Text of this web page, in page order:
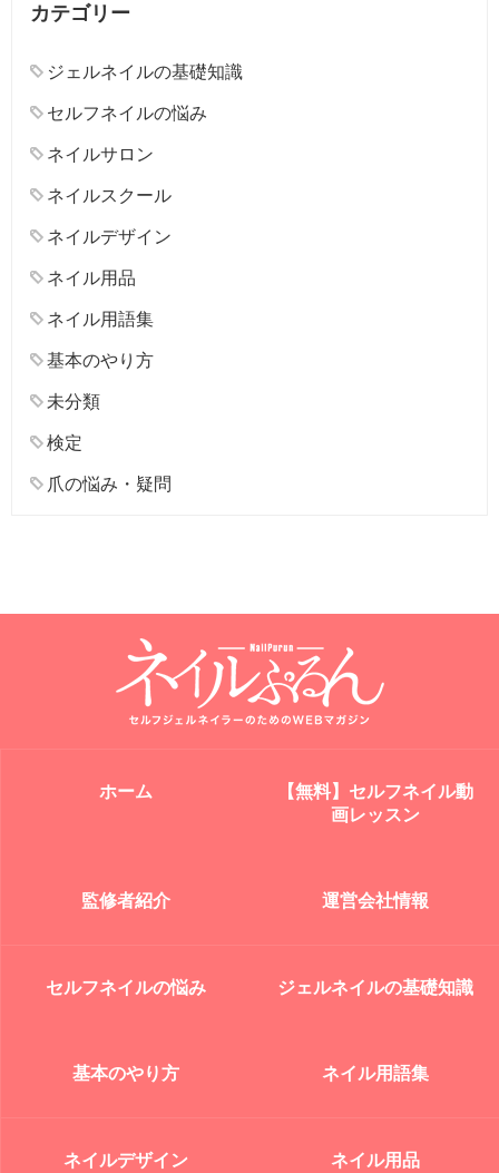
カテゴリー
ジェルネイルの基礎知識
セルフネイルの悩み
ネイルサロン
ネイルスクール
ネイルデザイン
ネイル用品
ネイル用語集
基本のやり方
未分類
検定
爪の悩み・疑問
ホーム
【無料】セルフネイル動
画レッスン
監修者紹介 運営会社情報
セルフネイルの悩み ジェルネイルの基礎知識
基本のやり方 ネイル用語集
ネイルデザイン ネイル用品